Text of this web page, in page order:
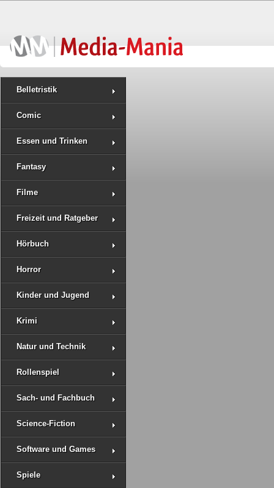
Belletristik
Comic
Essen und Trinken
Fantasy
Filme
Freizeit und Ratgeber
Hörbuch
Horror
Kinder und Jugend
Krimi
Natur und Technik
Rollenspiel
Sach- und Fachbuch
Science-Fiction
Software und Games
Spiele